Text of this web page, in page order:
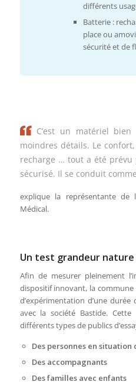
différents
Batterie :
place ou
sécurité et de
C’est un matériel
moindres détails. Le
recharge … tout a été
sécurisé. Il se conduit
explique la représentante de
Médical.
Un test grandeur
Afin de mesurer pleinement
dispositif innovant, la commune
d’expérimentation d’une
avec la société Bastide.
différents types de publics
Des personnes en situation
Des accompagnants
Des familles avec enfants